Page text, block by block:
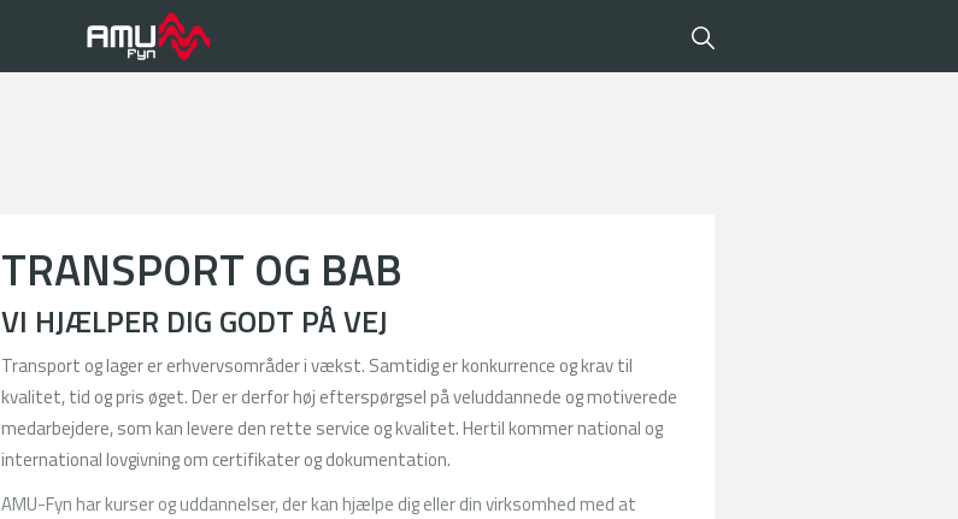
TRANSPORT OG BAB
VI HJÆLPER DIG GODT PÅ VEJ
Transport og lager er erhvervsområder i vækst. Samtidig er konkurrence og krav til
kvalitet, tid og pris øget. Der er derfor høj efterspørgsel på veluddannede og motiverede
medarbejdere, som kan levere den rette service og kvalitet. Hertil kommer national og
international lovgivning om certifikater og dokumentation.
AMU-Fyn har kurser og uddannelser, der kan hjælpe dig eller din virksomhed med at